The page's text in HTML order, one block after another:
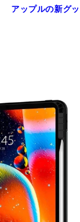
アップルの新グッ